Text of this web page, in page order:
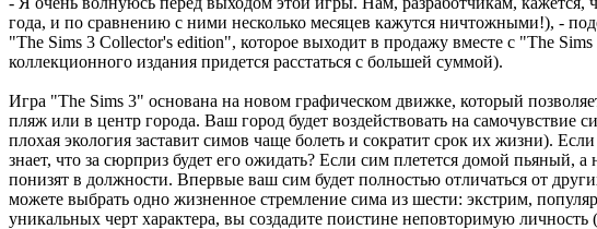
года, и по сравнению с ними несколько месяцев кажутся ничтожными!), -
"The Sims 3 Collector's edition", которое выходит в продажу вместе с "The
коллекционного издания придется расстаться с большей суммой).
Игра "The Sims 3" основана на новом графическом движке, который
пляж или в центр города. Ваш город будет воздействовать на
плохая экология заставит симов чаще болеть и сократит срок их жизни).
знает, что за сюрприз будет его ожидать? Если сим плетется домой пьяный,
понизят в должности. Впервые ваш сим будет полностью отличаться от
можете выбрать одно жизненное стремление сима из шести: экстрим,
уникальных черт характера, вы создадите поистине неповторимую